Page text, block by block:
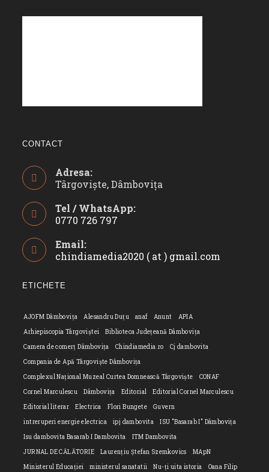
CONTACT
Adresa:
Târgoviște, Dâmbovița
Tel / WhatsApp:
0770 726 797
in
your
Email:
chindiamedia2020 ( at ) gmail.com
ETICHETE
AJOFM Dâmbovița Alesandru Duțu anaf Anunt
APIA
Arhiepiscopia Târgoviștei
Biblioteca Județeană Dâmbovița
Camera de comerț Dâmbovița
Chindiamedia.ro
Cj dambovita
Compania de Apă Târgoviște Dâmbovița
Complexul Național Muzeal Curtea Domnească Târgoviște
CONAF
Cornel Marculescu
Dâmbovița Editorial
Editorial Cornel Marculescu
Editorial literar
Electrica Flori Bungete
Guvern
intreruperi energie electrica
ipj dambovita
ISU "Basarab I" Dâmbovița
Isu dambovita Basarab I Dambovita
ITM Dambovita
JURNAL DE CĂLĂTORIE
Laurențiu Ștefan Szemkovics
MApN
Ministerul Educației
ministerul sanatatii Nu-ți uita istoria Oana Filip